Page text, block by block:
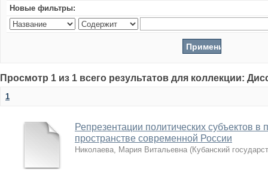
Новые фильтры:
Просмотр 1 из 1 всего результатов для коллекции:
1
Репрезентации политических субъектов в
пространстве современной России
Николаева, Мария Витальевна (Кубанский